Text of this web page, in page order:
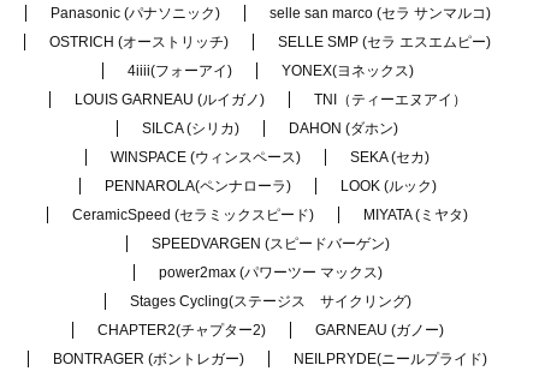
Panasonic (パナソニック)
selle san marco (セラ サンマルコ)
OSTRICH (オーストリッチ)
SELLE SMP (セラ エスエムピー)
4iiii(フォーアイ)
YONEX(ヨネックス)
LOUIS GARNEAU (ルイガノ)
TNI（ティーエヌアイ）
SILCA (シリカ)
DAHON (ダホン)
WINSPACE (ウィンスペース)
SEKA (セカ)
PENNAROLA(ペンナローラ)
LOOK (ルック)
CeramicSpeed (セラミックスピード)
MIYATA (ミヤタ)
SPEEDVARGEN (スピードバーゲン)
power2max (パワーツー マックス)
Stages Cycling(ステージス サイクリング)
CHAPTER2(チャプター2)
GARNEAU (ガノー)
BONTRAGER (ボントレガー)
NEILPRYDE(ニールプライド)